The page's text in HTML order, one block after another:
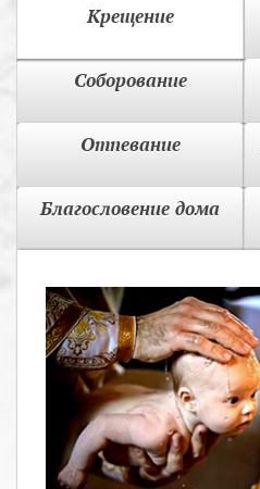
Крещение
Соборование
Отпевание
Благословение дома